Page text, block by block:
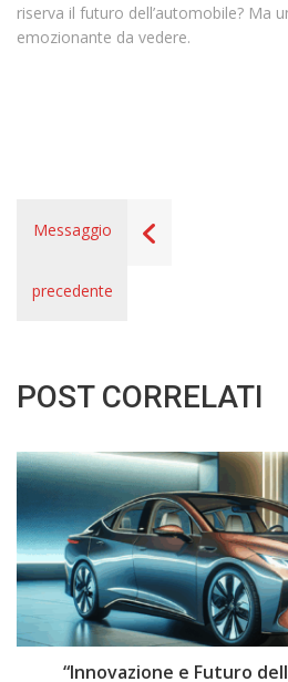
riserva il futuro dell’automobile? Ma
emozionante da vedere.
Messaggio
precedente
POST CORRELATI
“Innovazione e Futuro